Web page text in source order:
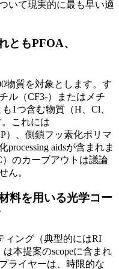
いて現実的に最も早い適
ともPFOA、
物質を対象とします。す
ル（CF3-）またはメチ
1つ含む物質（H、Cl、
これには
）、側鎖フッ素化ポリマ
aidsが含まれま
）のカーブアウトは議論
ん。
料を用いる光学コー
ィング（典型的にはRI
は本提案のscopeに含まれ
ライヤーは、時限的な